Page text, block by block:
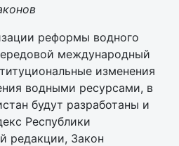
реформы водного
международный
изменения
водными ресурсами, в
будут разработаны и
Республики
редакции, Закон